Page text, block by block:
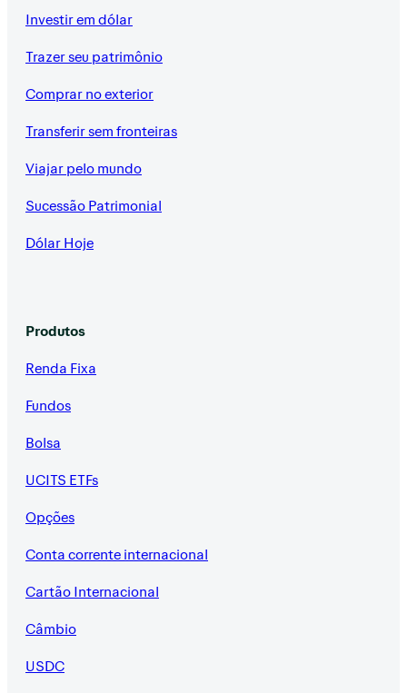
Investir em dólar
Trazer seu patrimônio
Comprar no exterior
Transferir sem fronteiras
Viajar pelo mundo
Sucessão Patrimonial
Dólar Hoje
Produtos
Renda Fixa
Fundos
Bolsa
UCITS ETFs
Opções
Conta corrente internacional
Cartão Internacional
Câmbio
USDC